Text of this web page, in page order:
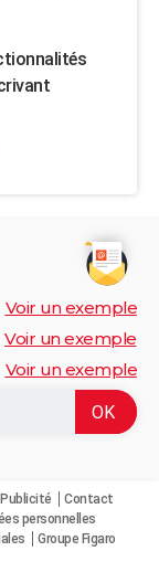
Voir un exemple
Voir un exemple
Voir un exemple
Publicité
Contact
personnelles
Groupe Figaro